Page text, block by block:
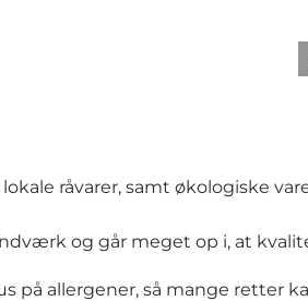
råvarer, samt økologiske
og går meget op i, at
på allergener, så mange retter